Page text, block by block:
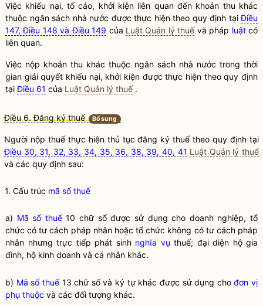
Việc khiếu nại, tố cáo, khởi kiện liên quan đến khoản thu khác
thuộc ngân sách nhà nước được thực hiện theo quy định tạiĐiều
147, Điều 148 và Điều 149 của Luật Quản lý thuếvà pháp luậtcó
liên quan.
Việc nộp khoản thu khác thuộc ngân sách nhà nước trong thời
gian giải quyết khiếu nại, khởi kiện được thực hiện theo quy định
tạiĐiều 61 của Luật Quản lý thuế.
Điều 6. Đăng ký thuế Bổ sung
Người nộp thuếthực hiện thủ tục đăng kýthuếtheo quy định tại
Điều 30, 31, 32, 33, 34, 35, 36, 38, 39, 40, 41 Luật Quản lý thuế
và các quy định sau:
1. Cấu trúc mã số thuế
a) Mã số thuế10 chữ số được sử dụng cho doanh nghiệp, tổ
chức có tư cách pháp nhân hoặc tổ chức không có tư cách pháp
nhân nhưng trực tiếp phát sinh nghĩa vụ thuế; đại diện hộ gia
đình, hộ kinh doanh và cá nhân khác.
b) Mã số thuế13 chữ số và ký tự khác được sử dụng chođơn vị
phụ thuộc và các đối tượng khác.